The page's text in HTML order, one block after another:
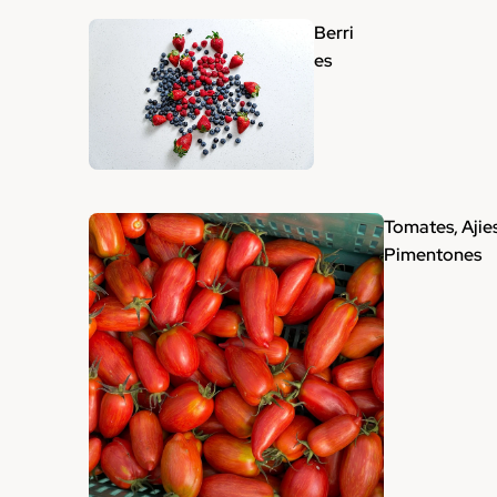
Berri
es
Tomates,
Pimentones